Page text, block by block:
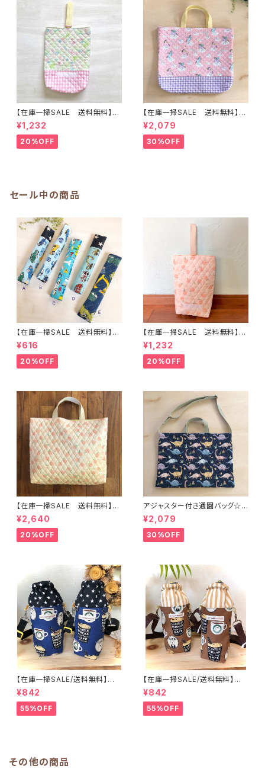
【在庫一掃SALE 送料無料】上
靴入れ☆27×23マチ6cm ☆
【ティンカーベルシルエット柄】
★US. 4142 上履き袋 上靴袋
妖精 花 女の子 かわいい
¥1,232
20%OFF
【在庫一掃SALE 送料無料】通
園バッグ☆32×43マチ6cm☆
ピンク【ペガサス柄】★TB.38
幼稚園バッグ トートバッグ キ
ルティング レッスンバッグ ユ
¥2,079
30%OFF
セール中の商品
【在庫一掃SALE 送料無料】も
こもこ水筒肩ひもカバー【はたら
く】 ★KS.10111314151617181
9 車 男の子 飛行機 くる
ま ｜通園通学用のかわいい巾
¥616
20%OFF
【在庫一掃SALE 送料無料】再
販/上靴入れ☆27×22マチ6cm
☆【ピーチ柄】 ★US.49 上履き
袋 上靴袋 桃 キルティング 裏
地付き ｜通園通学用のかわい
¥1,232
20%OFF
【在庫一掃SALE 送料無料】通
園バッグ☆32×43マチ6cm☆
【ピーチ柄】★TB.39 幼稚園バ
ッグ トートバッグ キルティン
グ レッスンバッグ 桃 女の
a☆ほしぞら
¥2,640
20%OFF
アジャスター付き通園バッグ☆3
0×43cm 【恐竜柄】 ★B. 13 男
の子 キルティング 絵本バッ
グ ダイナソー ｜通園通学用
のかわいい巾着袋や入園オーダ
¥2,079
30%OFF
【在庫一掃SALE/送料無料】洗
える保温保冷ペットボトルカバー
＆水筒ホルダー【白くまコーヒ
ー】子供用★PS.4445｜通園用
のかわいいトートバッグや子供ス
¥842
55%OFF
【在庫一掃SALE/送料無料】洗
える保温保冷ペットボトルカバー
＆水筒ホルダー【白くまコーヒ
ー】子供用★PS.3233｜通園用
のかわいいトートバッグや子供ス
¥842
55%OFF
その他の商品